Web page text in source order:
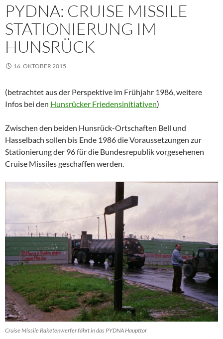
PYDNA: CRUISE MISSILE
STATIONIERUNG IM
HUNSRÜCK
16. OKTOBER 2015
(betrachtet aus der Perspektive im Frühjahr 1986, weitere
Infos bei den Hunsrücker Friedensinitiativen)
Zwischen den beiden Hunsrück-Ortschaften Bell und
Hasselbach sollen bis Ende 1986 die Voraussetzungen zur
Stationierung der 96 für die Bundesrepublik vorgesehenen
Cruise Missiles geschaffen werden.
Cruise Missile Raketenwerfer fährt in das PYDNA Haupttor